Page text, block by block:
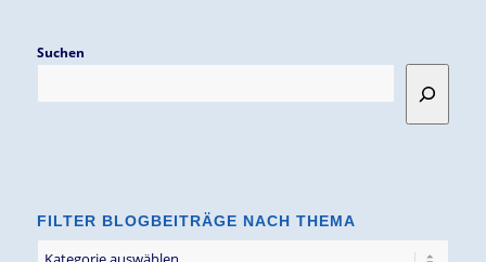
Suchen
FILTER BLOGBEITRÄGE NACH THEMA